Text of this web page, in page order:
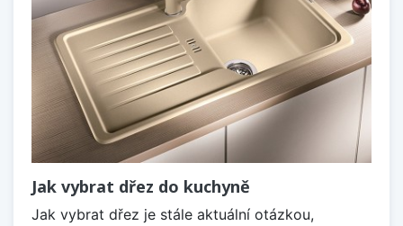
Jak vybrat dřez do kuchyně
Jak vybrat dřez je stále aktuální otázkou,